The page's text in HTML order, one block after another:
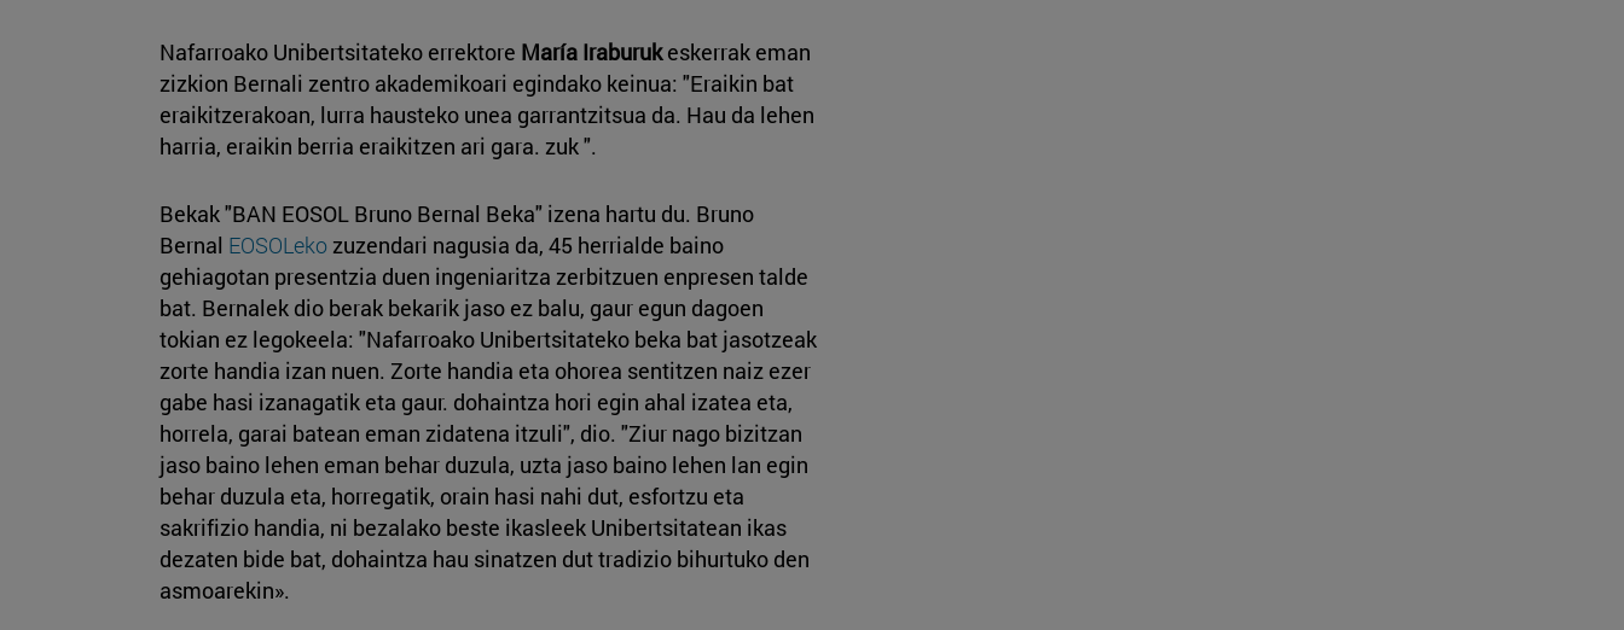
Nafarroako Unibertsitateko errektore María Iraburukeskerrak eman
zizkion Bernali zentro akademikoari egindako keinua: "Eraikin bat
eraikitzerakoan, lurra hausteko unea garrantzitsua da. Hau da lehen
harria, eraikin berria eraikitzen ari gara. zuk ".
Bekak "BAN EOSOL Bruno Bernal Beka" izena hartu du. Bruno
Bernal EOSOLeko zuzendari nagusia da, 45 herrialde baino
gehiagotan presentzia duen ingeniaritza zerbitzuen enpresen talde
bat. Bernalek dio berak bekarik jaso ez balu, gaur egun dagoen
tokian ez legokeela: "Nafarroako Unibertsitateko beka bat jasotzeak
zorte handia izan nuen. Zorte handia eta ohorea sentitzen naiz ezer
gabe hasi izanagatik eta gaur. dohaintza hori egin ahal izatea eta,
horrela, garai batean eman zidatena itzuli", dio. "Ziur nago bizitzan
jaso baino lehen eman behar duzula, uzta jaso baino lehen lan egin
behar duzula eta, horregatik, orain hasi nahi dut, esfortzu eta
sakrifizio handia, ni bezalako beste ikasleek Unibertsitatean ikas
dezaten bide bat, dohaintza hau sinatzen dut tradizio bihurtuko den
asmoarekin».